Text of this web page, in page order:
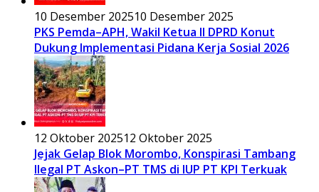
10 Desember 202510 Desember 2025
PKS Pemda–APH, Wakil Ketua II DPRD Konut
Dukung Implementasi Pidana Kerja Sosial 2026
12 Oktober 202512 Oktober 2025
Jejak Gelap Blok Morombo, Konspirasi Tambang
Ilegal PT Askon–PT TMS di IUP PT KPI Terkuak